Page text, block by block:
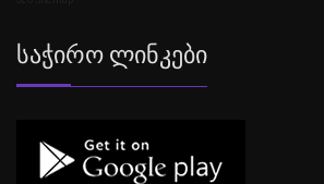
Საჭირო Ლინკები